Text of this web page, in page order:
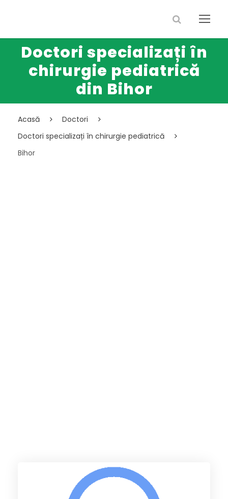
Doctori specializați în
chirurgie pediatrică
din Bihor
Acasă
Doctori
Doctori specializați în chirurgie pediatrică
Bihor